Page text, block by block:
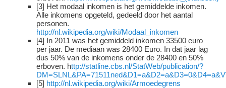
[3] Het modaal inkomen is het gemiddelde inkomen.
Alle inkomens opgeteld, gedeeld door het aantal
personen.
http://nl.wikipedia.org/wiki/Modaal_inkomen
[4] In 2011 was het gemiddeld inkomen 33500 euro
per jaar. De mediaan was 28400 Euro. In dat jaar lag
dus 50% van de inkomens onder de 28400 en 50%
erboven. http://statline.cbs.nl/StatWeb/publication/?
[5] http://nl.wikipedia.org/wiki/Armoedegrens